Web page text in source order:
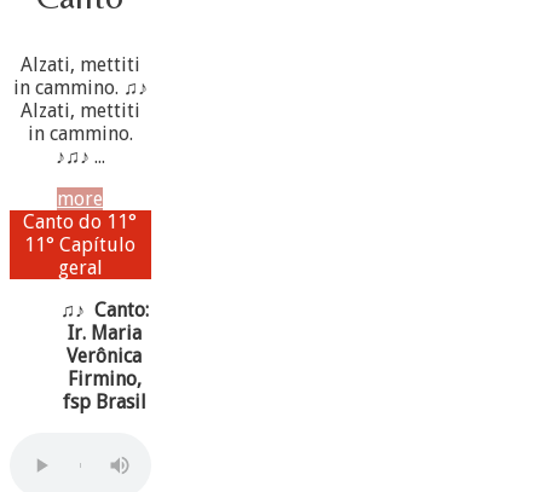
Alzati, mettiti
in cammino. ♫♪
Alzati, mettiti
in cammino.
♪♫♪ ...
more
Canto do 11°
11° Capítulo
geral
♫♪ Canto:
Ir. Maria
Verônica
Firmino,
fsp Brasil